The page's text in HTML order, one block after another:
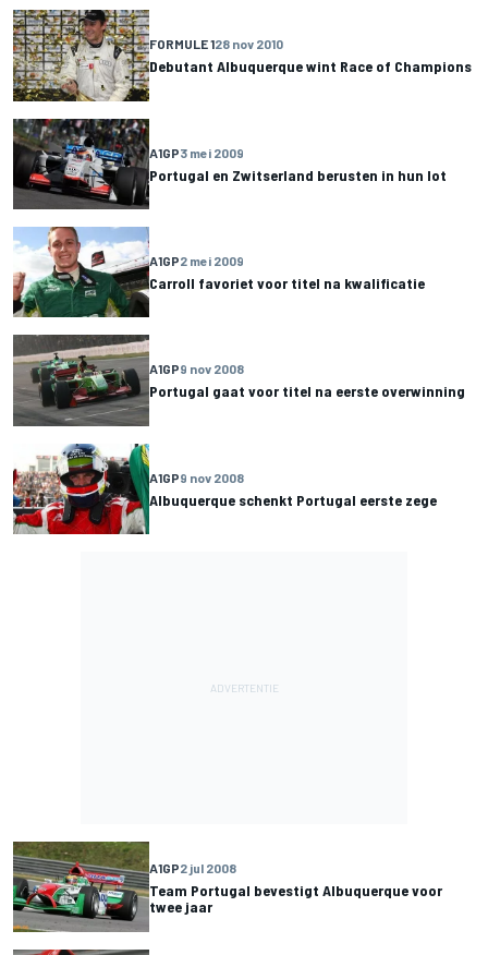
FORMULE 128 nov 2010
Debutant Albuquerque wint Race of Champions
A1GP3 mei 2009
Portugal en Zwitserland berusten in hun lot
A1GP2 mei 2009
Carroll favoriet voor titel na kwalificatie
A1GP9 nov 2008
Portugal gaat voor titel na eerste overwinning
A1GP9 nov 2008
Albuquerque schenkt Portugal eerste zege
A1GP2 jul 2008
Team Portugal bevestigt Albuquerque voor
twee jaar